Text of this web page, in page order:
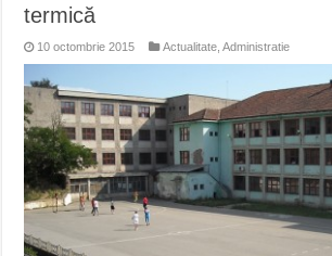
termică
10 octombrie 2015 Actualitate ,Administratie